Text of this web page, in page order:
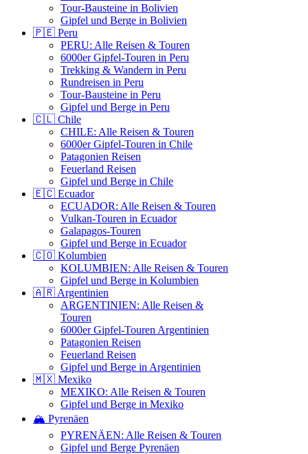
Tour-Bausteine in Bolivien
Gipfel und Berge in Bolivien
🇵🇪 Peru
PERU: Alle Reisen & Touren
6000er Gipfel-Touren in Peru
Trekking & Wandern in Peru
Rundreisen in Peru
Tour-Bausteine in Peru
Gipfel und Berge in Peru
🇨🇱 Chile
CHILE: Alle Reisen & Touren
6000er Gipfel-Touren in Chile
Patagonien Reisen
Feuerland Reisen
Gipfel und Berge in Chile
🇪🇨 Ecuador
ECUADOR: Alle Reisen & Touren
Vulkan-Touren in Ecuador
Galapagos-Touren
Gipfel und Berge in Ecuador
🇨🇴 Kolumbien
KOLUMBIEN: Alle Reisen & Touren
Gipfel und Berge in Kolumbien
🇦🇷 Argentinien
ARGENTINIEN: Alle Reisen &
Touren
6000er Gipfel-Touren Argentinien
Patagonien Reisen
Feuerland Reisen
Gipfel und Berge in Argentinien
🇲🇽 Mexiko
MEXIKO: Alle Reisen & Touren
Gipfel und Berge in Mexiko
🏔️ Pyrenäen
PYRENÄEN: Alle Reisen & Touren
Gipfel und Berge Pyrenäen